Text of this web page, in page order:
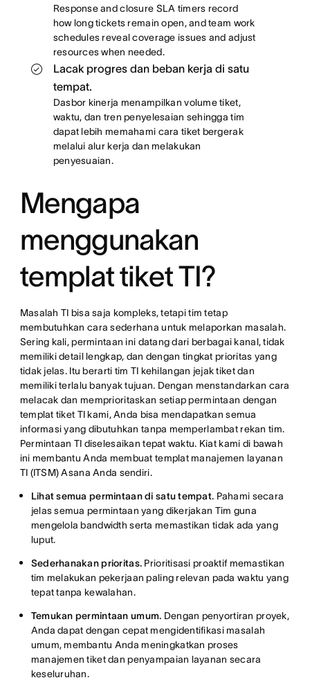
Response and closure SLA timers record
how long tickets remain open, and team work
schedules reveal coverage issues and adjust
resources when needed.
Lacak progres dan beban kerja di satu
tempat.
Dasbor kinerja menampilkan volume tiket,
waktu, dan tren penyelesaian sehingga tim
dapat lebih memahami cara tiket bergerak
melalui alur kerja dan melakukan
penyesuaian.
Mengapa
menggunakan
templat tiket TI?
Masalah TI bisa saja kompleks, tetapi tim tetap
membutuhkan cara sederhana untuk melaporkan masalah.
Sering kali, permintaan ini datang dari berbagai kanal, tidak
memiliki detail lengkap, dan dengan tingkat prioritas yang
tidak jelas. Itu berarti tim TI kehilangan jejak tiket dan
memiliki terlalu banyak tujuan. Dengan menstandarkan cara
melacak dan memprioritaskan setiap permintaan dengan
templat tiket TI kami, Anda bisa mendapatkan semua
informasi yang dibutuhkan tanpa memperlambat rekan tim.
Permintaan TI diselesaikan tepat waktu. Kiat kami di bawah
ini membantu Anda membuat templat manajemen layanan
TI (ITSM) Asana Anda sendiri.
Lihat semua permintaan di satu tempat. Pahami secara
jelas semua permintaan yang dikerjakan Tim guna
mengelola bandwidth serta memastikan tidak ada yang
luput.
Sederhanakan prioritas. Prioritisasi proaktif memastikan
tim melakukan pekerjaan paling relevan pada waktu yang
tepat tanpa kewalahan.
Temukan permintaan umum. Dengan penyortiran proyek,
Anda dapat dengan cepat mengidentifikasi masalah
umum, membantu Anda meningkatkan proses
manajemen tiket dan penyampaian layanan secara
keseluruhan.